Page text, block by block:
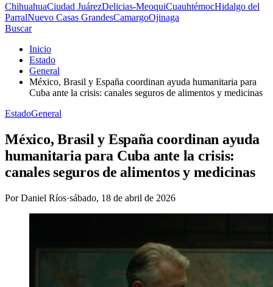
ChihuahuaCiudad JuárezDelicias-MeoquiCuauhtémocHidalgo del
ParralNuevo Casas GrandesCamargoOjinaga
Buscar
Inicio
Estado
General
México, Brasil y España coordinan ayuda humanitaria para
Cuba ante la crisis: canales seguros de alimentos y medicinas
EstadoGeneral
México, Brasil y España coordinan ayuda
humanitaria para Cuba ante la crisis:
canales seguros de alimentos y medicinas
PorDaniel Ríos·sábado, 18 de abril de 2026